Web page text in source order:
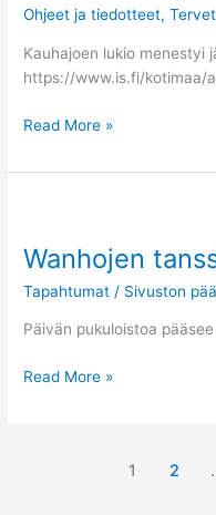
Ohjeet ja tiedotteet,
Kauhajoen lukio menestyi
https://www.is.fi/
Read More »
Wanhojen
Tapahtumat / Sivuston
Päivän pukuloistoa
2023
Read More »
1 2